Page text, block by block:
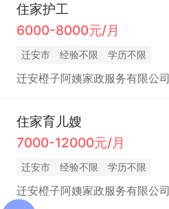
住家护工
6000-8000元/月
迁安市 经验不限 学历不限
迁安橙子阿姨家政服务有限公司
住家育儿嫂
7000-12000元/月
迁安市 经验不限 学历不限
迁安橙子阿姨家政服务有限公司